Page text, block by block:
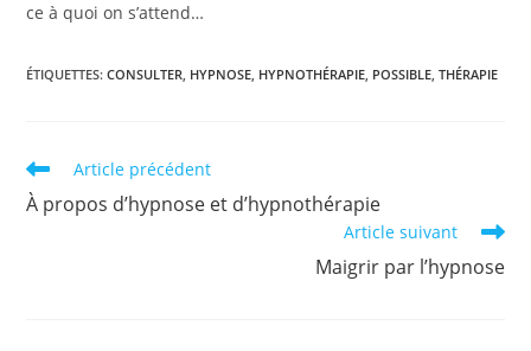
ce à quoi on s’attend…
ÉTIQUETTES:CONSULTER, HYPNOSE, HYPNOTHÉRAPIE, POSSIBLE, THÉRAPIE
Read
more
articles
Article précédent
À propos d’hypnose et d’hypnothérapie
Article suivant
Maigrir par l’hypnose